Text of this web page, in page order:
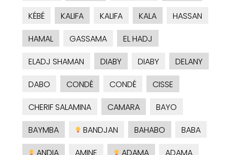
KÉBÉ KALIFA KALIFA KALA
HASSAN
HAMAL
GASSAMA
EL HADJ
ELADJ SHAMAN
DIABY DIABY
DELANY
DABO
CONDÉ CONDÉ
CISSE
CHERIF SALAMINA
CAMARA
BAYO
BAYMBA
BANDJAN BAHABO
BABA